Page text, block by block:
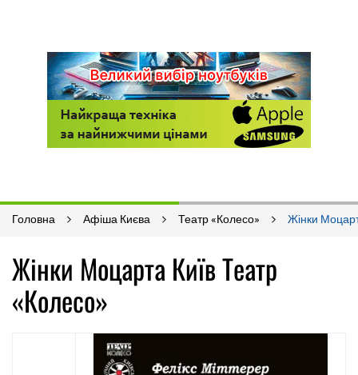
Головна Афіша Києва Театр «Колесо» Жінки
Жінки Моцарта Київ Театр
«Колесо»